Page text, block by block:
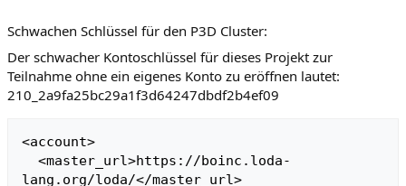
Schwachen Schlüssel für den P3D Cluster:
Der schwacher Kontoschlüssel für dieses Projekt zur
Teilnahme ohne ein eigenes Konto zu eröffnen lautet:
210_2a9fa25bc29a1f3d64247dbdf2b4ef09
<account>
lang.org/loda/</master_url>